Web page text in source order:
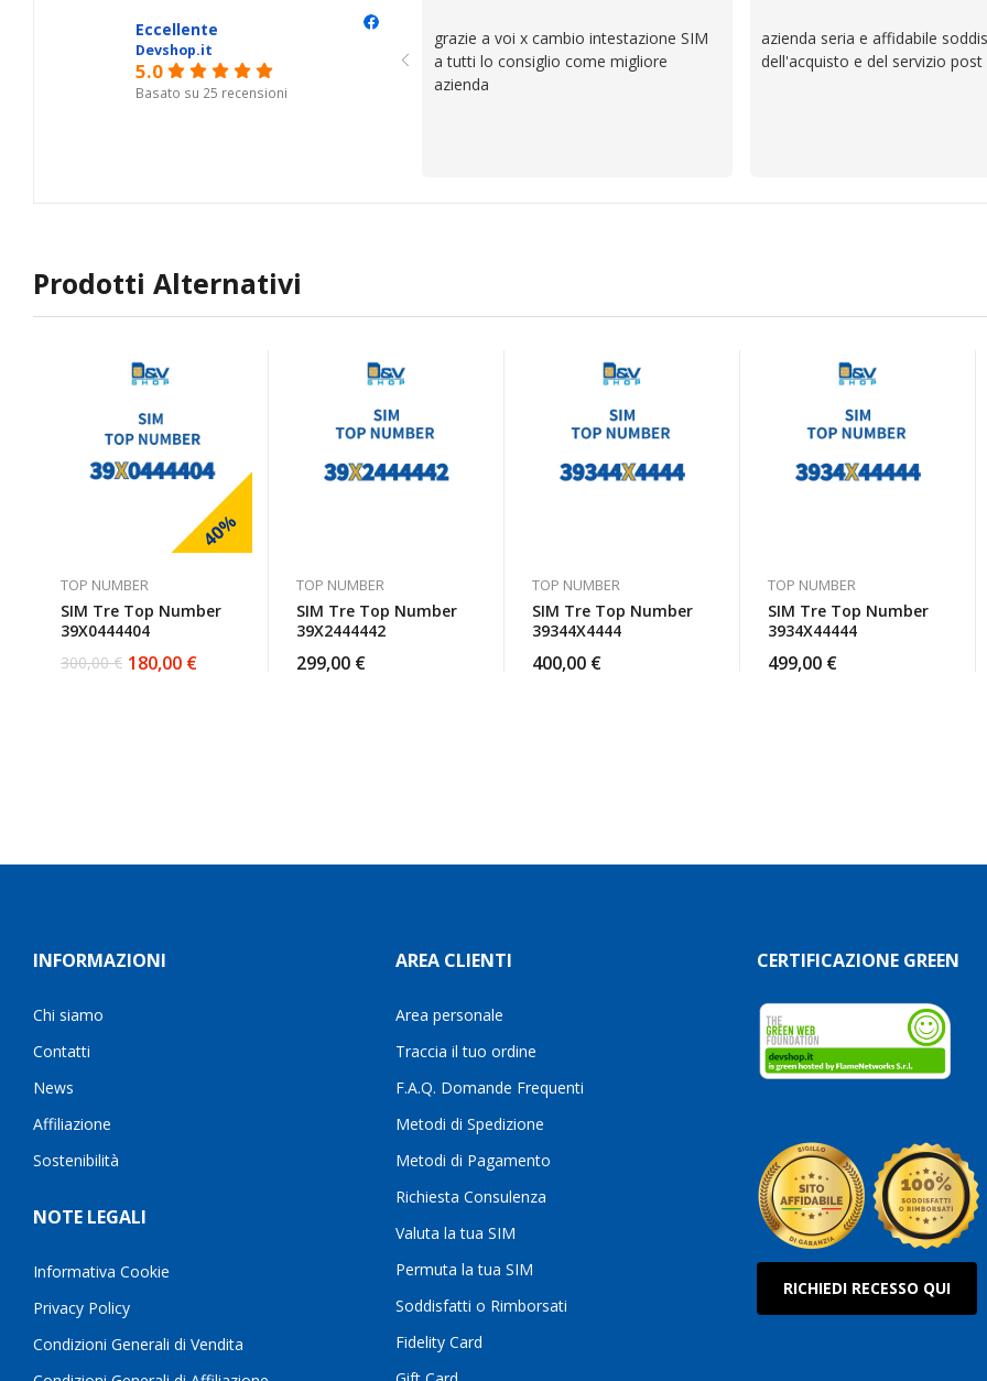
Eccellente
Devshop.it
5.0
Basato su 25 recensioni
grazie a voi x cambio intestazione SIM
a tutti lo consiglio come migliore
azienda
azienda seria e affidabile
dell'acquisto e del servizio post
Prodotti Alternativi
40%
TOP NUMBER
SIM Tre Top Number
39X0444404
300,00€
Il 180,00 €
Il
TOP NUMBER
SIM Tre Top Number
39X2444442
299,00 €
TOP NUMBER
SIM Tre Top Number
39344X4444
400,00 €
TOP NUMBER
SIM Tre Top Number
3934X44444
499,00 €
INFORMAZIONI
Chi siamo
Contatti
News
Affiliazione
Sostenibilità
NOTE LEGALI
Informativa Cookie
Privacy Policy
Condizioni Generali di Vendita
AREA CLIENTI
Area personale
Traccia il tuo ordine
F.A.Q. Domande Frequenti
Metodi di Spedizione
Metodi di Pagamento
Richiesta Consulenza
Valuta la tua SIM
Permuta la tua SIM
Soddisfatti o Rimborsati
Fidelity Card
CERTIFICAZIONE GREEN
RICHIEDI RECESSO QUI